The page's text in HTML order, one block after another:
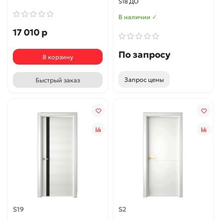
17 010 р
В корзину
Быстрый заказ
В наличии ✓
По запросу
Запрос цены
S19 S2